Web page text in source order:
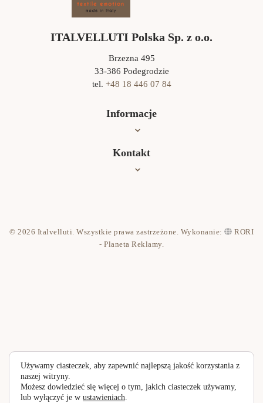
ITALVELLUTI Polska Sp. z o.o.
Brzezna 495
33-386 Podegrodzie
tel. +48 18 446 07 84
Informacje
Oferta
Kontakt
Polityka prywatności
© 2026 Italvelluti. Wszystkie prawa zastrzeżone. Wykonanie:
RORI
- Planeta Reklamy.
Używamy ciasteczek, aby zapewnić najlepszą jakość korzystania z
naszej witryny.
Możesz dowiedzieć się więcej o tym, jakich ciasteczek używamy,
lub wyłączyć je w ustawieniach.